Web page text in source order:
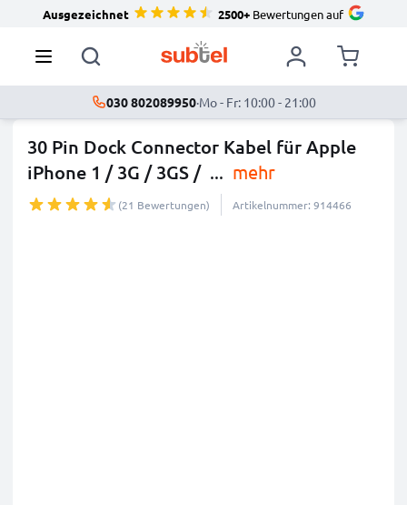
Ausgezeichnet 2500+Bewertungen auf
030 802089950·Mo - Fr: 10:00 - 21:00
30 Pin Dock Connector Kabel für Apple
iPhone 1 / 3G / 3GS / ... mehr
(21 Bewertungen) Artikelnummer: 914466